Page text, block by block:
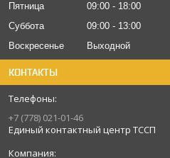
Пятница
09:00
18:00
Суббота
09:00
13:00
Воскресенье
Выходной
КОНТАКТЫ
+7 (778) 021-01-46
Единый контактный центр ТССП